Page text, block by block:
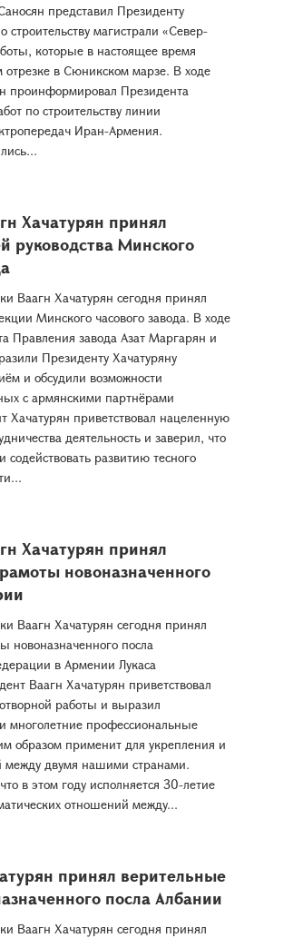
представил Президенту
магистрали «Север-
которые в настоящее время
отрезке в Сюникском марзе. В ходе
проинформировал Президента
по строительству линии
Иран-Армения.
Хачатурян принял
руководства Минского
Ваагн Хачатурян сегодня принял
Минского часового завода. В ходе
Правления завода Азат Маргарян и
Президенту Хачатуряну
и обсудили возможности
с армянскими партнёрами
Хачатурян приветствовал нацеленную
деятельность и заверил, что
содействовать развитию тесного
Хачатурян принял
новоназначенного
Ваагн Хачатурян сегодня принял
новоназначенного посла
в Армении Лукаса
Ваагн Хачатурян приветствовал
работы и выразил
многолетние профессиональные
образом применит для укрепления и
между двумя нашими странами.
в этом году исполняется 30-летие
отношений между...
принял верительные
посла Албании
Ваагн Хачатурян сегодня принял